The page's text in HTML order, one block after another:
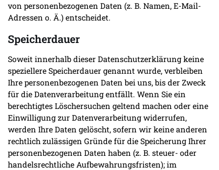
von personenbezogenen Daten (z. B. Namen, E-Mail-
Adressen o. Ä.) entscheidet.
Speicherdauer
Soweit innerhalb dieser Datenschutzerklärung keine
speziellere Speicherdauer genannt wurde, verbleiben
Ihre personenbezogenen Daten bei uns, bis der Zweck
für die Datenverarbeitung entfällt. Wenn Sie ein
berechtigtes Löschersuchen geltend machen oder eine
Einwilligung zur Datenverarbeitung widerrufen,
werden Ihre Daten gelöscht, sofern wir keine anderen
rechtlich zulässigen Gründe für die Speicherung Ihrer
personenbezogenen Daten haben (z. B. steuer- oder
handelsrechtliche Aufbewahrungsfristen); im